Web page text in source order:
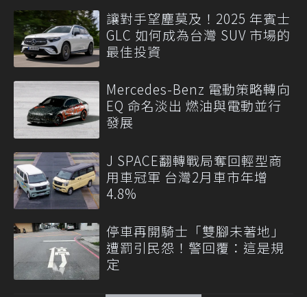
讓對手望塵莫及！2025 年賓士
GLC 如何成為台灣 SUV 市場的
最佳投資
Mercedes-Benz 電動策略轉向
EQ 命名淡出 燃油與電動並行
發展
J SPACE翻轉戰局奪回輕型商
用車冠軍 台灣2月車市年增
4.8%
停車再開騎士「雙腳未著地」
遭罰引民怨！警回覆：這是規
定